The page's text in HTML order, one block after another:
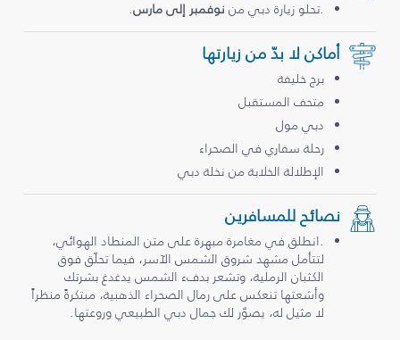
.تحلو زيارة دبي من نوفمبر إلى مارس.
أماكن لا بدّ من زيارتها
برج خليفة
متحف المستقبل
دبي مول
رحلة سفاري في الصحراء
الإطلالة الخلابة من نخلة دبي
نصائح للمسافرين
.انطلق في مغامرة مبهرة على متن المنطاد الهوائي،
لتتأمل مشهد شروق الشمس الآسر، فيما تحلّق فوق
الكثبان الرملية، وتشعر بدفء الشمس يدغدغ بشرتك
وأشعتها تنعكس على رمال الصحراء الذهبية، مبتكرةً منظراً
لا مثيل له، يصوّر لك جمال دبي الطبيعي وروعتها.